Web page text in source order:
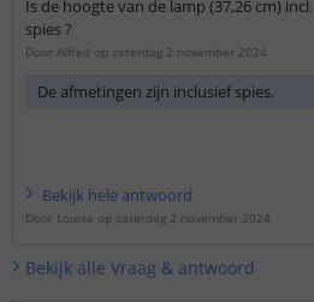
Is de hoogte van de lamp (37,26 cm) incl.
spies ?
Door Alfred op zaterdag 2 november 2024
De afmetingen zijn inclusief spies.
Bekijk hele antwoord
Door Louise op zaterdag 2 november 2024
Bekijk alle Vraag & antwoord